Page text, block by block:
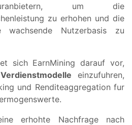
um die
zu erhohen und die
Nutzerbasis zu
sich EarnMining darauf vor,
einzufuhren,
und Renditeaggregation fur
erhohte Nachfrage nach